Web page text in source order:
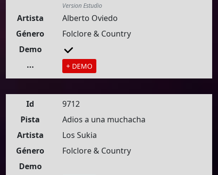
Version Estudio
Artista
Alberto Oviedo
Género
Folclore & Country
Demo
...
+ DEMO
Id
9712
Pista
Adios a una muchacha
Artista
Los Sukia
Género
Folclore & Country
Demo